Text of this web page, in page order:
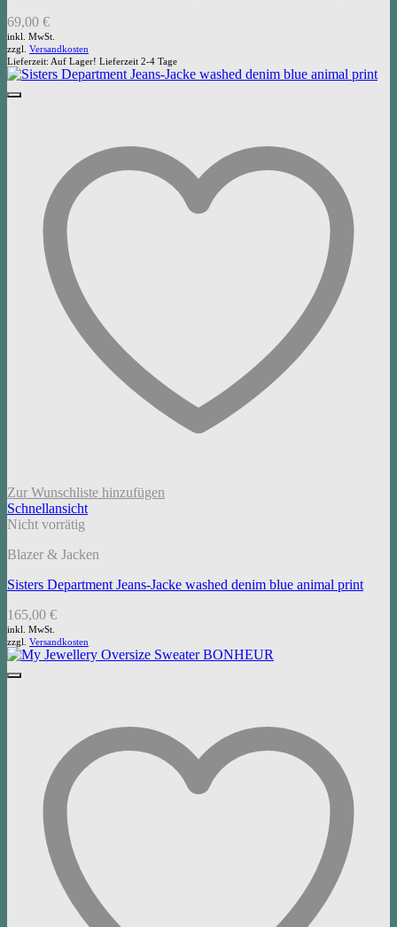
69,00 €
inkl. MwSt.
zzgl. Versandkosten
Lieferzeit: Auf Lager! Lieferzeit 2-4 Tage
Zur Wunschliste hinzufügen
Schnellansicht
Nicht vorrätig
Blazer & Jacken
Sisters Department Jeans-Jacke washed denim blue animal print
165,00 €
inkl. MwSt.
zzgl. Versandkosten